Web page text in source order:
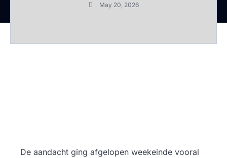
May 20, 2026
De aandacht ging afgelopen weekeinde vooral